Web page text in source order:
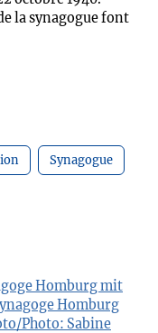
la synagogue font
Synagogue